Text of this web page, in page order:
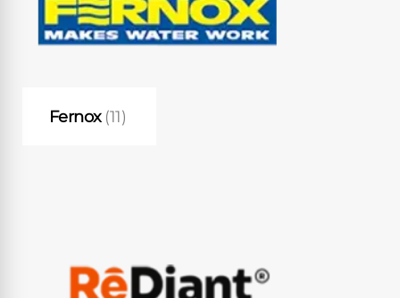
Fernox (11)